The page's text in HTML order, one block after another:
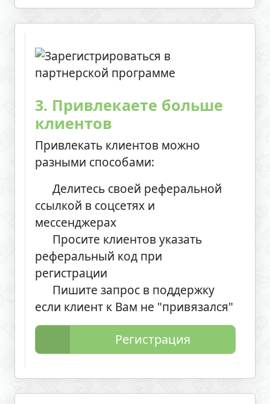
3. Привлекаете больше
клиентов
Привлекать клиентов можно
разными способами:
Делитесь своей реферальной
ссылкой в соцсетях и
мессенджерах
Просите клиентов указать
реферальный код при
регистрации
Пишите запрос в поддержку
если клиент к Вам не "привязался"
Регистрация